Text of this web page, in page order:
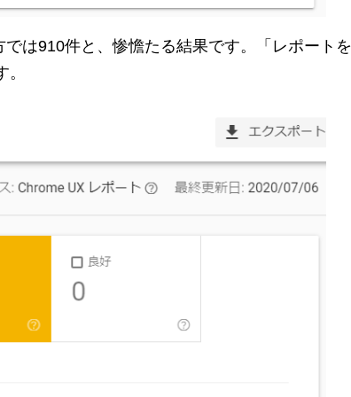
は910件と、惨憺たる結果です。「レポートを